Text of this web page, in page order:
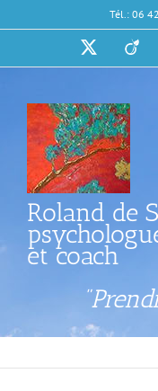
au
Tél.: 06
Roland de
et coach